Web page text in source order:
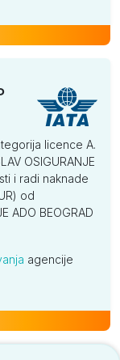
licence A.
OSIGURANJE
i radi naknade
od
ADO BEOGRAD
agencije